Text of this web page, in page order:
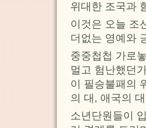
위대한 조국과
이것은 오늘 조
더없는 영예와
중중첩첩 가로
멀고 험난했던
이 필승불패의
의 대, 애국의
소년단원들이